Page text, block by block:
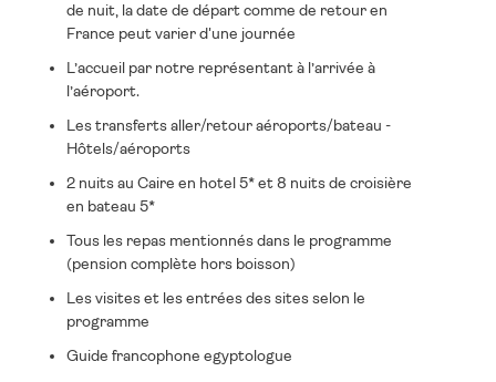
de nuit, la date de départ comme de retour en
France peut varier d'une journée
L’accueil par notre représentant à l’arrivée à
l’aéroport.
Les transferts aller/retour aéroports/bateau -
Hôtels/aéroports
2 nuits au Caire en hotel 5* et 8 nuits de croisière
en bateau 5*
Tous les repas mentionnés dans le programme
(pension complète hors boisson)
Les visites et les entrées des sites selon le
programme
Guide francophone egyptologue